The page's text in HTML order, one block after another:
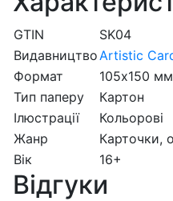
GTIN
SK04
Видавництво Artistic
Формат
105х150 мм
Тип паперу
Картон
Ілюстрації
Кольорові
Жанр
Карточки,
Вік
16+
Відгуки